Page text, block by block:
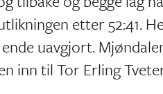
etter 52:41.
uavgjort.
inn til Tor Erling